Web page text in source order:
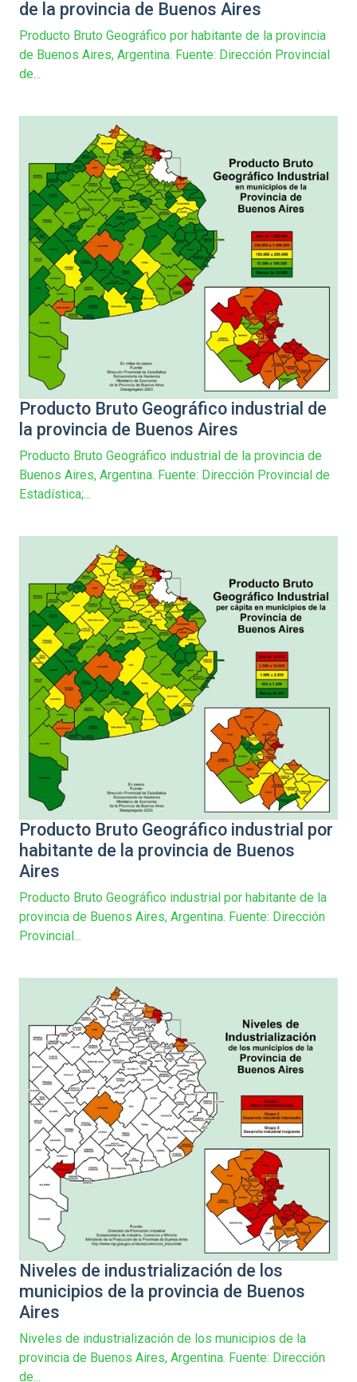
de la provincia de Buenos Aires
Producto Bruto Geográfico por habitante de la provincia
de Buenos Aires, Argentina. Fuente: Dirección Provincial
de...
Producto Bruto Geográfico industrial de
la provincia de Buenos Aires
Producto Bruto Geográfico industrial de la provincia de
Buenos Aires, Argentina. Fuente: Dirección Provincial de
Estadística;...
Producto Bruto Geográfico industrial por
habitante de la provincia de Buenos
Aires
Producto Bruto Geográfico industrial por habitante de la
provincia de Buenos Aires, Argentina. Fuente: Dirección
Provincial...
Niveles de industrialización de los
municipios de la provincia de Buenos
Aires
Niveles de industrialización de los municipios de la
provincia de Buenos Aires, Argentina. Fuente: Dirección
de...